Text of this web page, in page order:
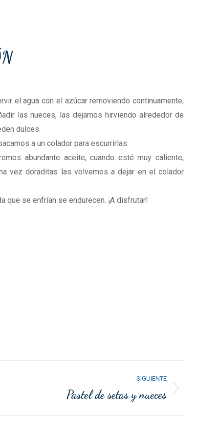
el agua con el azúcar removiendo continuamente,
las nueces, las dejamos hirviendo alrededor de
dulces.
a un colador para escurrirlas.
abundante aceite, cuando esté muy caliente,
vez doraditas las volvemos a dejar en el colador
que se enfrían se endurecen. ¡A disfrutar!
SIGUIENTE
Pastel de setas y nueces